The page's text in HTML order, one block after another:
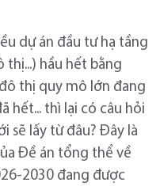
dự án đầu tư hạ tầng
thị...) hầu hết bằng
thị quy mô lớn đang
hết... thì lại có câu hỏi
sẽ lấy từ đâu? Đây là
Đề án tổng thể về
2030 đang được